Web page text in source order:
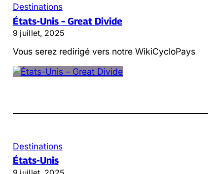
Destinations
États-Unis – Great Divide
9 juillet, 2025
Vous serez redirigé vers notre WikiCycloPays
Destinations
États-Unis